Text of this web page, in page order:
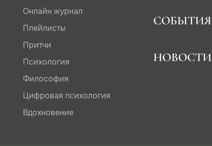
Онлайн журнал
Плейлисты
Притчи
Психология
Философия
Цифровая психология
Вдохновение
СОБЫТИЯ
НОВОСТИ